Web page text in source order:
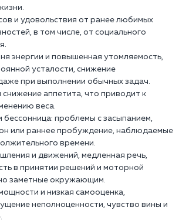
и удовольствия от ранее любимых
в том числе, от социального
энергии и повышенная утомляемость,
усталости, снижение
при выполнении обычных задач.
снижение аппетита, что приводит к
веса.
бессонница: проблемы с засыпанием,
или раннее пробуждение, наблюдаемые
времени.
и движений, медленная речь,
в принятии решений и моторной
заметные окружающим.
и низкая самооценка,
неполноценности, чувство вины и